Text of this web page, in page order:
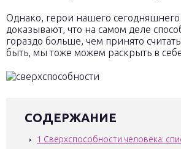
Однако, герои нашего сегодняшнего
доказывают, что на самом деле
гораздо больше, чем принято
быть, мы тоже можем раскрыть в себе
СОДЕРЖАНИЕ
1 Сверхспособности человека: